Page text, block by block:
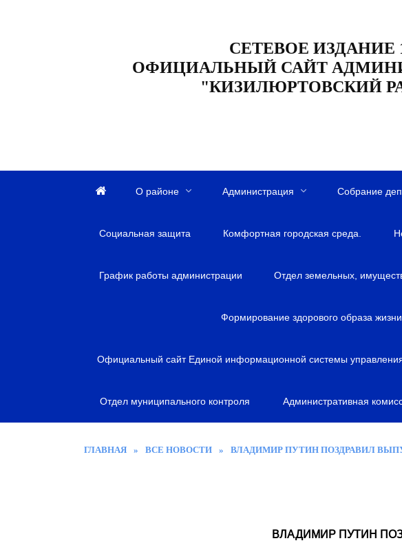
СЕТЕВОЕ ИЗДАНИЕ
ОФИЦИАЛЬНЫЙ САЙТ
"КИЗИЛЮРТОВСКИЙ
а
н
О районе Администрация Собрание
Социальная защита Комфортная городская среда.
График работы администрации Отдел земельных,
Формирование здорового образа жизни
Официальный сайт Единой информационной системы
Отдел муниципального контроля Административная
ГЛАВНАЯ » ВСЕ НОВОСТИ » ВЛАДИМИР ПУТИН ПОЗДРАВИЛ
ВЛАДИМИР ПУТИН